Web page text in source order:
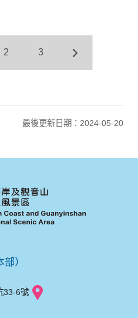
2 3
最後更新日期：2024-05-20
）
33-6號